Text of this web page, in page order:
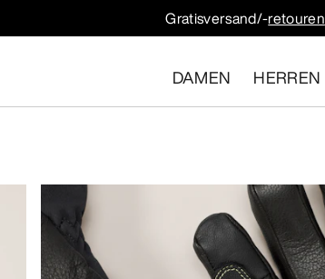
Gratisversand/-retouren
DAMEN HERREN